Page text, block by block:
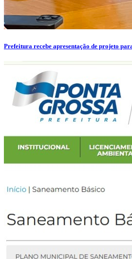
Prefeitura recebe apresentação de projeto